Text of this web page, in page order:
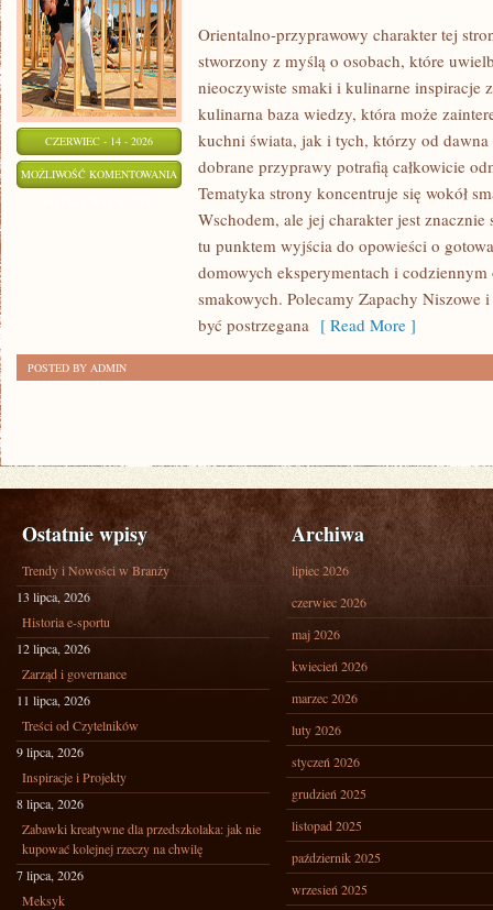
CZERWIEC - 14 - 2026
MOŻLIWOŚĆ KOMENTOWANIA PERFUMY
DAMSKIE
Orientalno-przyprawowy charakter tej
stworzony z myślą o osobach, które
nieoczywiste smaki i kulinarne inspiracje
kulinarna baza wiedzy, która może
kuchni świata, jak i tych, którzy od
dobrane przyprawy potrafią całkowicie
Tematyka strony koncentruje się wokół
Wschodem, ale jej charakter jest
tu punktem wyjścia do opowieści o
domowych eksperymentach i
smakowych. Polecamy Zapachy Niszowe
być postrzegana [ Read More ]
POSTED BY ADMIN
Ostatnie wpisy
Trendy i Nowości w Branży
13 lipca, 2026
Historia e-sportu
12 lipca, 2026
Zarząd i governance
11 lipca, 2026
Treści od Czytelników
9 lipca, 2026
Inspiracje i Projekty
8 lipca, 2026
Zabawki kreatywne dla przedszkolaka: jak nie
kupować kolejnej rzeczy na chwilę
7 lipca, 2026
Meksyk
Archiwa
lipiec 2026
czerwiec 2026
maj 2026
kwiecień 2026
marzec 2026
luty 2026
styczeń 2026
grudzień 2025
listopad 2025
październik 2025
wrzesień 2025